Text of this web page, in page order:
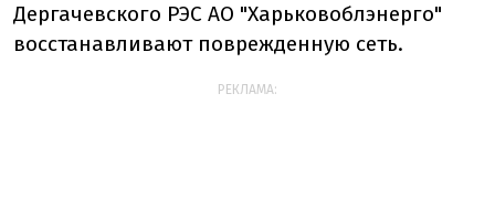
Дергачевского РЭС АО "Харьковоблэнерго"
восстанавливают поврежденную сеть.
РЕКЛАМА: